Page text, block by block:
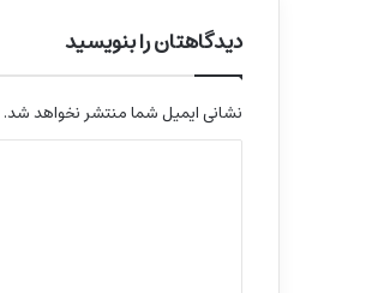
دیدگاهتان را بنویسید
نشانی ایمیل شما منتشر نخواهد شد.